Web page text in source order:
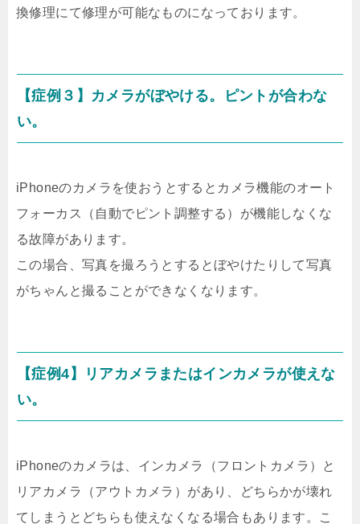
換修理にて修理が可能なものになっております。
【症例３】カメラがぼやける。ピントが合わな
い。
iPhoneのカメラを使おうとするとカメラ機能のオート
フォーカス（自動でピント調整する）が機能しなくな
る故障があります。
この場合、写真を撮ろうとするとぼやけたりして写真
がちゃんと撮ることができなくなります。
【症例4】リアカメラまたはインカメラが使えな
い。
iPhoneのカメラは、インカメラ（フロントカメラ）と
リアカメラ（アウトカメラ）があり、どちらかが壊れ
てしまうとどちらも使えなくなる場合もあります。こ